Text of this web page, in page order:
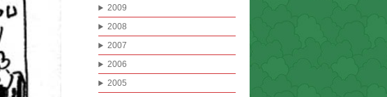
2009
2008
2007
2006
2005